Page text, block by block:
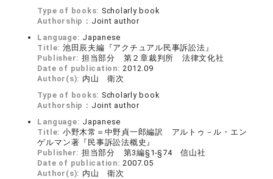
Type of books: Scholarly book
Authorship： Joint author
Language: Japanese
Title: 池田辰夫編『アクチュアル民事訴訟法』
Publisher: 担当部分 第２章裁判所 法律文化社
Date of publication:2012.09
Author(s): 内山 衛次
Type of books: Scholarly book
Authorship： Joint author
Language: Japanese
Title: 小野木常＝中野貞一郎編訳 アルトゥ－ル・エン
ゲルマン著『民事訴訟法概史』
Publisher: 担当部分 第3編§1-§74 信山社
Date of publication:2007.05
Author(s): 内山 衛次